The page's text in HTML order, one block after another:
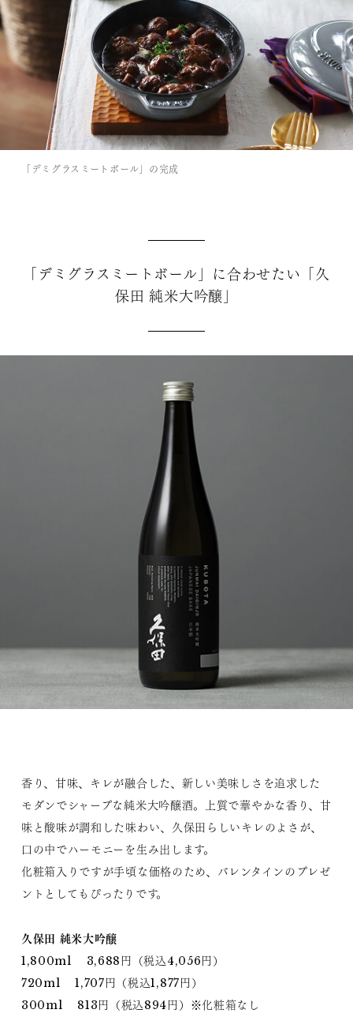
「デミグラスミートボール」の完成
「デミグラスミートボール」に合わせたい「久
保田 純米大吟醸」
香り、甘味、キレが融合した、新しい美味しさを追求した
モダンでシャープな純米大吟醸酒。上質で華やかな香り、甘
味と酸味が調和した味わい、久保田らしいキレのよさが、
口の中でハーモニーを生み出します。
化粧箱入りですが手頃な価格のため、バレンタインのプレゼ
ントとしてもぴったりです。
久保田 純米大吟醸
1,800ml 3,688円（税込4,056円）
720ml 1,707円（税込1,877円）
300ml 813円（税込894円）※化粧箱なし